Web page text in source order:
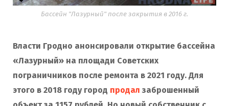
Бассейн "Лазурный" после закрытия в 2016 г.
Власти Гродно анонсировали открытие бассейна
«Лазурный» на площади Советских
пограничников после ремонта в 2021 году. Для
этого в 2018 году город продал заброшенный